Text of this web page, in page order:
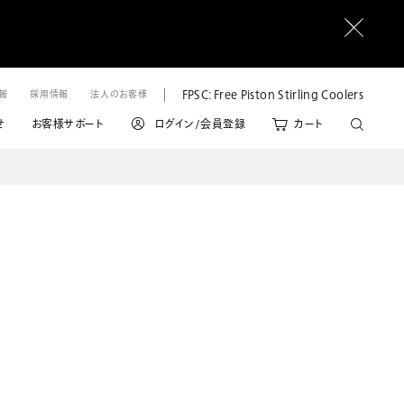
採用情報 法人のお客様
FPSC: Free Piston Stirling Coolers
お客様サポート ログイン/会員登録 カート